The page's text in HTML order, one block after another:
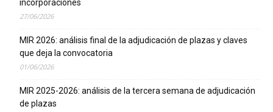
incorporaciones
27/06/2026
MIR 2026: análisis final de la adjudicación de plazas y claves
que deja la convocatoria
01/06/2026
MIR 2025-2026: análisis de la tercera semana de adjudicación
de plazas